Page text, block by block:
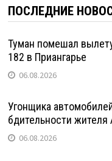
ПОСЛЕДНИЕ
Туман помешал
182 в Приангарье
06.08.2026
Угонщика
бдительности жителя
06.08.2026